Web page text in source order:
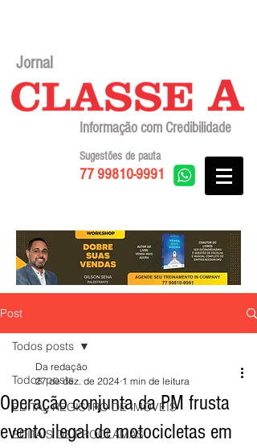
Jornal
Informação com Credibilidade
77 99810-9991
Sugestões de pauta
Post
Todos posts
EDITAL REGISTRO DE IMÓVEIS
EDITAIS DE PROCLAMAS
Todos posts
Operação conjunta da PM frusta
evento ilegal de motocicletas em
Da redação
27 de dez. de 2024 1 min de leitura